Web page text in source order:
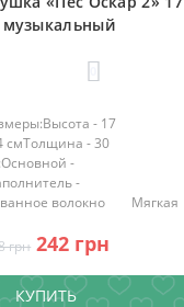
- 17
смТолщина - 30
-
-
волокно Мягкая
грн 242 грн
КУПИТЬ